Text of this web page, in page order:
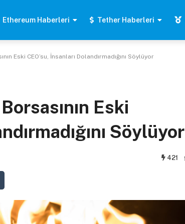
Ethereum Haberleri Tether Haberleri
Eski CEO’su, İnsanları Dolandırmadığını Söylüyor
Eski
Söylüyor
421